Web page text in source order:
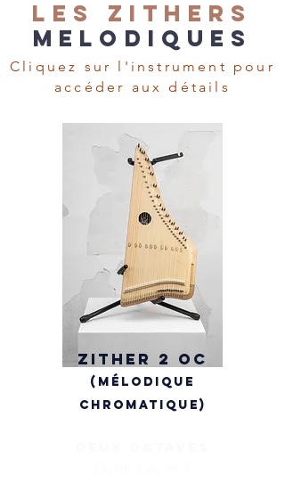
Les zitherS
MElodiques
Cliquez sur l'instrument pour
accéder aux détails
Zither 2 OC
(mélodique
chromatique)